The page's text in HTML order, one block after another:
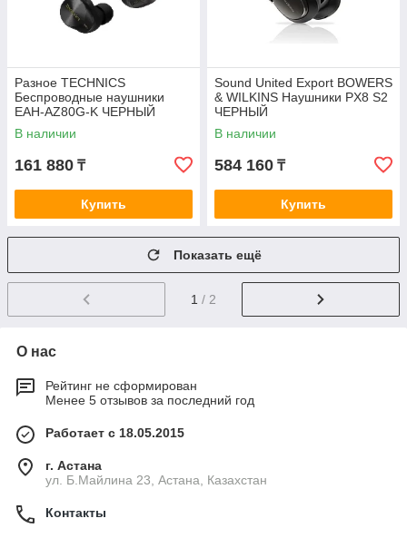
Разное TECHNIСS
Беспроводные наушники
EAH-AZ80G-K ЧЕРНЫЙ
В наличии
161 880 ₸
Купить
Sound United Export BOWERS
& WILKINS Наушники PX8 S2
ЧЕРНЫЙ
В наличии
584 160 ₸
Купить
Показать ещё
1 / 2
О нас
Рейтинг не сформирован
Менее 5 отзывов за последний год
Работает с 18.05.2015
г. Астана
ул. Б.Майлина 23, Астана, Казахстан
Контакты